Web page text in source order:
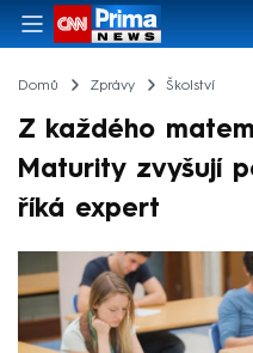
Domů Zprávy Školství
Z každého
Maturity zvyšují
říká expert